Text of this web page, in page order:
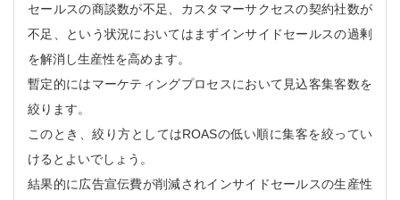
セールスの商談数が不足、カスタマーサクセスの契約社数が
不足、という状況においてはまずインサイドセールスの過剰
を解消し生産性を高めます。
暫定的にはマーケティングプロセスにおいて見込客集客数を
絞ります。
このとき、絞り方としてはROASの低い順に集客を絞ってい
けるとよいでしょう。
結果的に広告宣伝費が削減されインサイドセールスの生産性